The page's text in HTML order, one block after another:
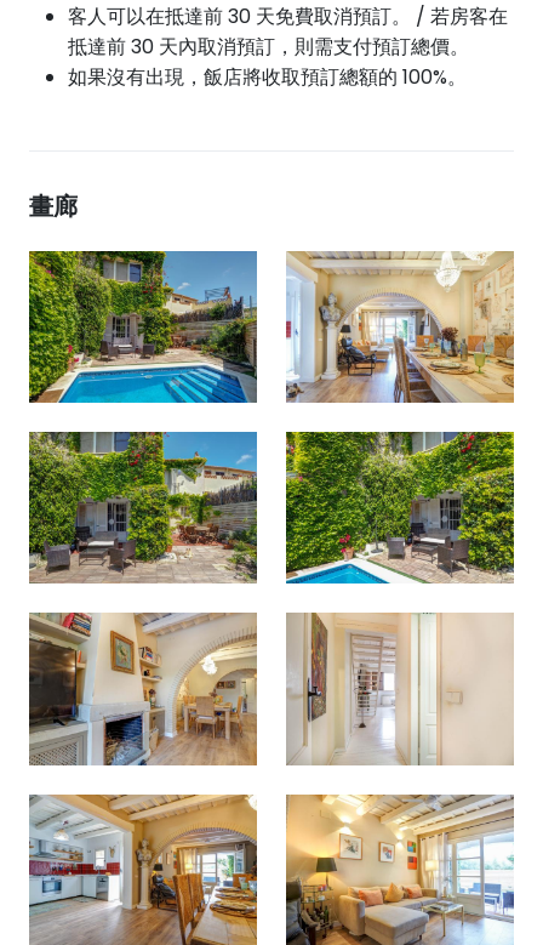
客人可以在抵達前 30 天免費取消預訂。 / 若房客在
抵達前 30 天內取消預訂，則需支付預訂總價。
如果沒有出現，飯店將收取預訂總額的 100%。
畫廊